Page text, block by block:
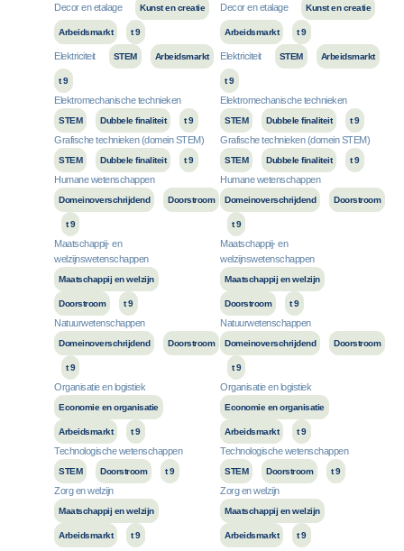
Decor en etalage Kunst en creatie
Arbeidsmarkt t 9
Elektriciteit STEM Arbeidsmarkt
t 9
Elektromechanische technieken
STEM Dubbele finaliteit t 9
Grafische technieken (domein STEM)
STEM Dubbele finaliteit t 9
Humane wetenschappen
Domeinoverschrijdend Doorstroom
t 9
Maatschappij- en
welzijnswetenschappen
Maatschappij en welzijn
Doorstroom t 9
Natuurwetenschappen
Domeinoverschrijdend Doorstroom
t 9
Organisatie en logistiek
Economie en organisatie
Arbeidsmarkt t 9
Technologische wetenschappen
STEM Doorstroom t 9
Zorg en welzijn
Maatschappij en welzijn
Arbeidsmarkt t 9
Decor en etalage Kunst en creatie
Arbeidsmarkt t 9
Elektriciteit STEM Arbeidsmarkt
t 9
Elektromechanische technieken
STEM Dubbele finaliteit t 9
Grafische technieken (domein STEM)
STEM Dubbele finaliteit t 9
Humane wetenschappen
Domeinoverschrijdend Doorstroom
t 9
Maatschappij- en
welzijnswetenschappen
Maatschappij en welzijn
Doorstroom t 9
Natuurwetenschappen
Domeinoverschrijdend Doorstroom
t 9
Organisatie en logistiek
Economie en organisatie
Arbeidsmarkt t 9
Technologische wetenschappen
STEM Doorstroom t 9
Zorg en welzijn
Maatschappij en welzijn
Arbeidsmarkt t 9